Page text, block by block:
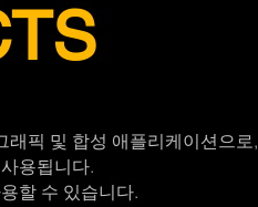
래픽 및 합성 애플리케이션으로,
용됩니다.
할 수 있습니다.